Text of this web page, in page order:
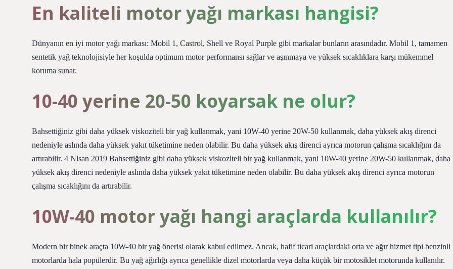
En kaliteli motor yağı markası hangisi?
Dünyanın en iyi motor yağı markası: Mobil 1, Castrol, Shell ve Royal Purple gibi markalar bunların arasındadır. Mobil 1, tamamen
sentetik yağ teknolojisiyle her koşulda optimum motor performansı sağlar ve aşınmaya ve yüksek sıcaklıklara karşı mükemmel
koruma sunar.
10-40 yerine 20-50 koyarsak ne olur?
Bahsettiğiniz gibi daha yüksek viskoziteli bir yağ kullanmak, yani 10W-40 yerine 20W-50 kullanmak, daha yüksek akış direnci
nedeniyle aslında daha yüksek yakıt tüketimine neden olabilir. Bu daha yüksek akış direnci ayrıca motorun çalışma sıcaklığını da
artırabilir. 4 Nisan 2019 Bahsettiğiniz gibi daha yüksek viskoziteli bir yağ kullanmak, yani 10W-40 yerine 20W-50 kullanmak, daha
yüksek akış direnci nedeniyle aslında daha yüksek yakıt tüketimine neden olabilir. Bu daha yüksek akış direnci ayrıca motorun
çalışma sıcaklığını da artırabilir.
10W-40 motor yağı hangi araçlarda kullanılır?
Modern bir binek araçta 10W-40 bir yağ önerisi olarak kabul edilmez. Ancak, hafif ticari araçlardaki orta ve ağır hizmet tipi benzinli
motorlarda hala popülerdir. Bu yağ ağırlığı ayrıca genellikle dizel motorlarda veya daha küçük bir motosiklet motorunda kullanılır.